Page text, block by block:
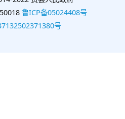
鲁ICP备05024408号
号